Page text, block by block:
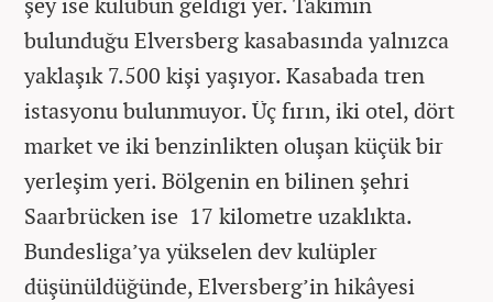
bulunduğu Elversberg kasabasında yalnızca
yaklaşık 7.500 kişi yaşıyor. Kasabada tren
istasyonu bulunmuyor. Üç fırın, iki otel, dört
market ve iki benzinlikten oluşan küçük bir
yerleşim yeri. Bölgenin en bilinen şehri
Saarbrücken ise 17 kilometre uzaklıkta.
Bundesliga’ya yükselen dev kulüpler
düşünüldüğünde, Elversberg’in hikâyesi